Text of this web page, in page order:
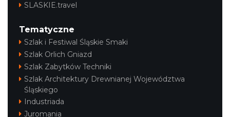
SLASKIE.travel
Tematyczne
Szlak i Festiwal Śląskie Smaki
Szlak Orlich Gniazd
Szlak Zabytków Techniki
Szlak Architektury Drewnianej Województwa
Śląskiego
Industriada
Juromania